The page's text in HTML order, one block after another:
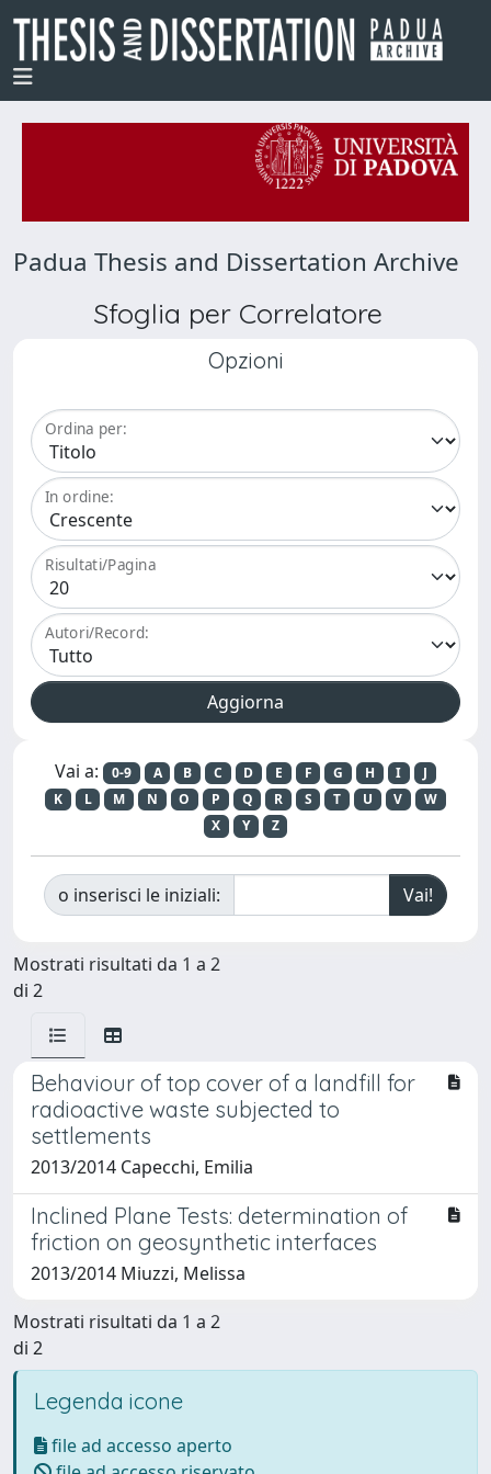
Padua Thesis and Dissertation Archive
Sfoglia per Correlatore
Opzioni
Ordina per:
In ordine:
Risultati/Pagina
Autori/Record:
Vai a: 0-9 A B C D E F G H I
J
K
L M N O P Q R S T U V
W
X
Y Z
o inserisci le iniziali:
Mostrati risultati da 1 a 2
di 2
Behaviour of top cover of a landfill for
radioactive waste subjected to
settlements
2013/2014 Capecchi, Emilia
Inclined Plane Tests: determination of
friction on geosynthetic interfaces
2013/2014 Miuzzi, Melissa
Mostrati risultati da 1 a 2
di 2
Legenda icone
file ad accesso aperto